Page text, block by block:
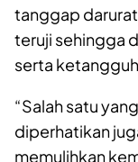
tanggap
teruji sehingga
serta
“Salah satu
diperhatikan
memulihkan